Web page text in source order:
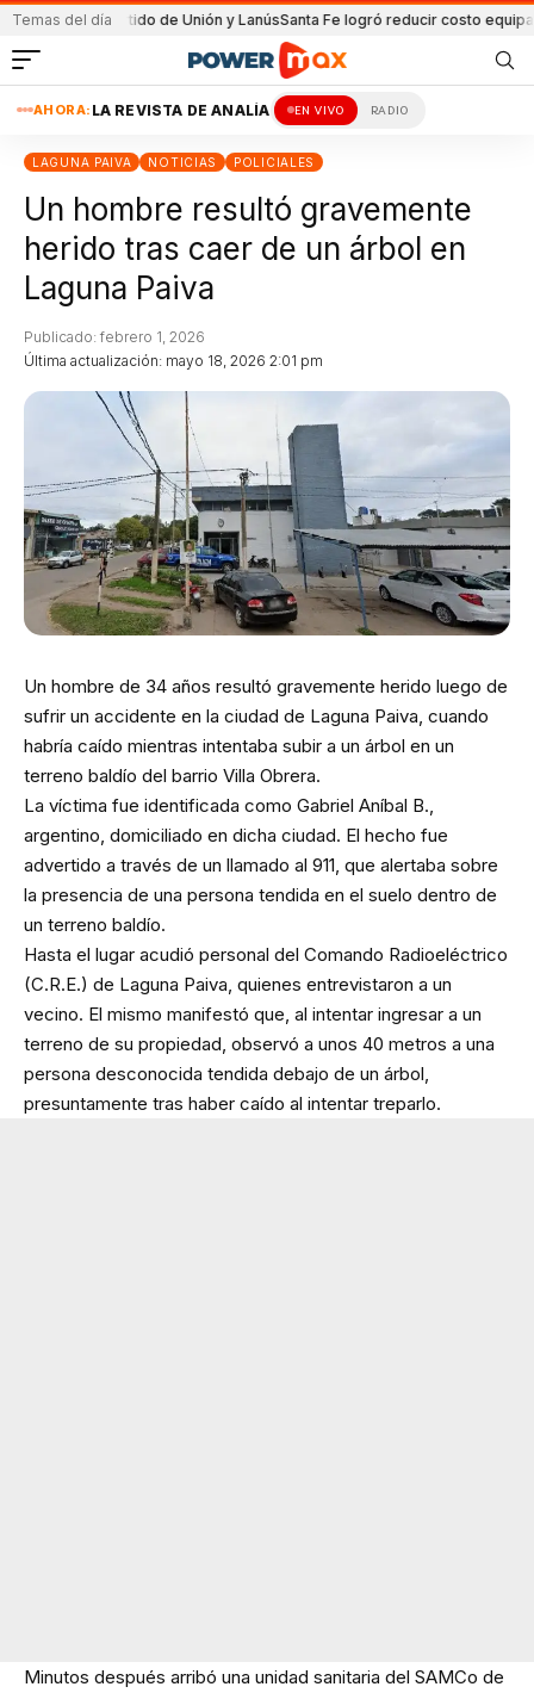
Temas del día
en el partido de Unión y LanúsSanta Fe logró reducir costo equipamiento
AHORA: LA REVISTA DE ANALÍA EN VIVO RADIO
LAGUNA PAIVA NOTICIAS POLICIALES
Un hombre resultó gravemente
herido tras caer de un árbol en
Laguna Paiva
Última actualización: mayo 18, 2026 2:01 pm
Publicado: febrero 1, 2026
Un hombre de 34 años resultó gravemente herido luego de
sufrir un accidente en la ciudad de Laguna Paiva, cuando
habría caído mientras intentaba subir a un árbol en un
terreno baldío del barrio Villa Obrera.
La víctima fue identificada como Gabriel Aníbal B.,
argentino, domiciliado en dicha ciudad. El hecho fue
advertido a través de un llamado al 911, que alertaba sobre
la presencia de una persona tendida en el suelo dentro de
un terreno baldío.
Hasta el lugar acudió personal del Comando Radioeléctrico
(C.R.E.) de Laguna Paiva, quienes entrevistaron a un
vecino. El mismo manifestó que, al intentar ingresar a un
terreno de su propiedad, observó a unos 40 metros a una
persona desconocida tendida debajo de un árbol,
presuntamente tras haber caído al intentar treparlo.
Minutos después arribó una unidad sanitaria del SAMCo de